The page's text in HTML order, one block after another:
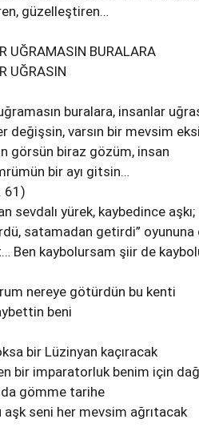
güzelleştiren…
UĞRAMASIN BURALARA
UĞRASIN
buralara, insanlar
değişsin, varsın bir mevsim
görsün biraz gözüm, insan
bir ayı gitsin…
61)
sevdalı yürek, kaybedince
satamadan getirdi” oyununa
Ben kaybolursam şiir de
nereye götürdün bu kenti
beni
bir Lüzinyan kaçıracak
bir imparatorluk benim için
gömme tarihe
aşk seni her mevsim ağrıtacak